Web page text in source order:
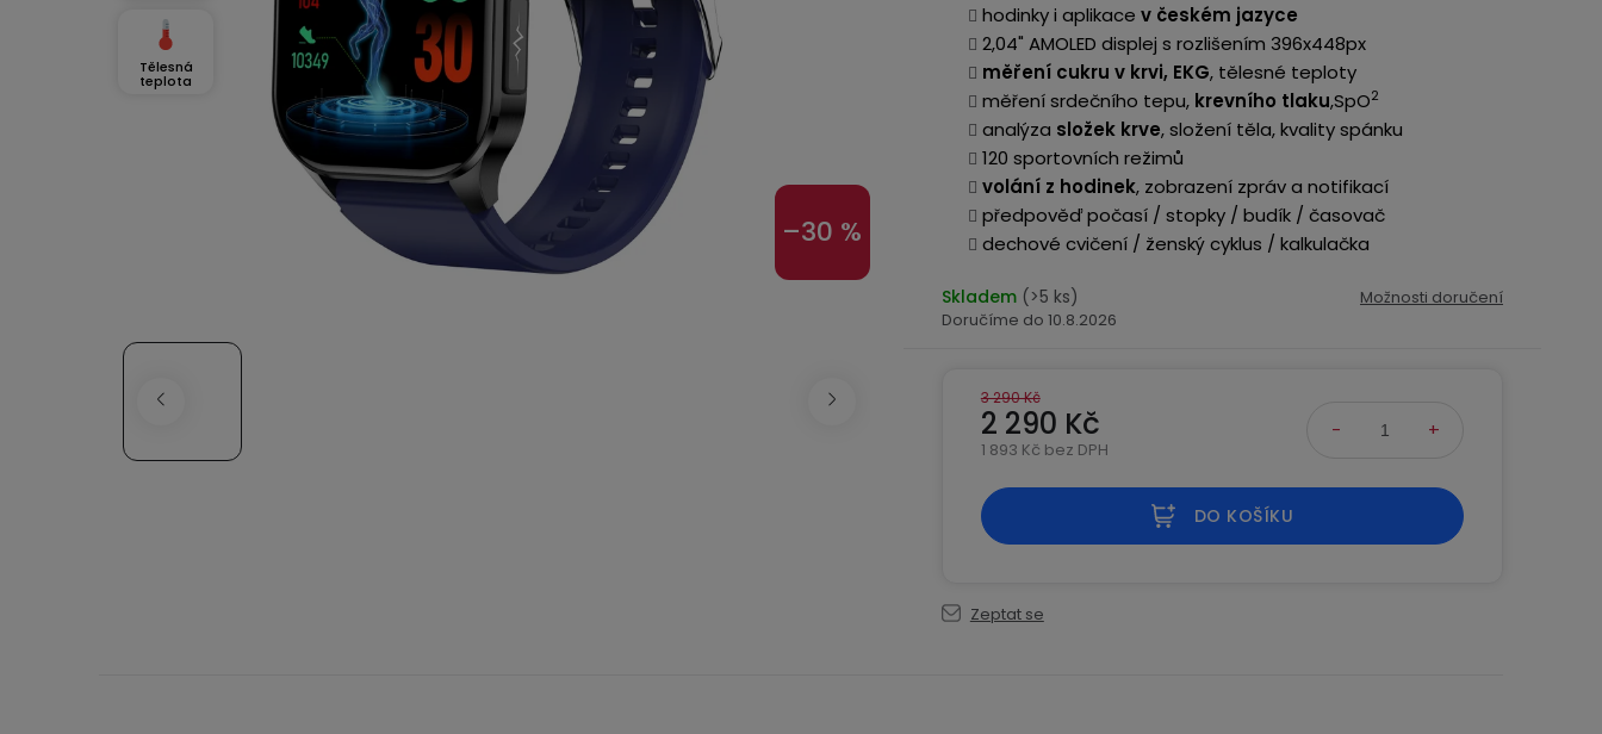
hvězdiček.
hodinky i aplikace v českém jazyce
2,04" AMOLED displej s rozlišením 396x448px
měření cukru v krvi, EKG, tělesné teploty
měření srdečního tepu, krevního tlaku,SpO2
analýza složek krve, složení těla, kvality spánku
120 sportovních režimů
volání z hodinek, zobrazení zpráv a notifikací
předpověď počasí / stopky / budík / časovač
dechové cvičení / ženský cyklus / kalkulačka
Skladem (>5 ks)
10.8.2026
Možnosti doručení
3 290 Kč
2 290 Kč
1 893 Kč bez DPH
DO KOŠÍKU
Zeptat se
Tělesná
teplota
–30 %